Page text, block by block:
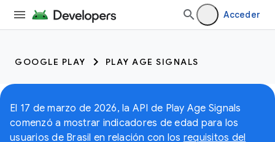
Acceder
GOOGLE PLAY PLAY AGE SIGNALS
El 17 de marzo de 2026, la API de Play Age Signals
comenzó a mostrar indicadores de edad para los
usuarios de Brasil en relación con los requisitos del